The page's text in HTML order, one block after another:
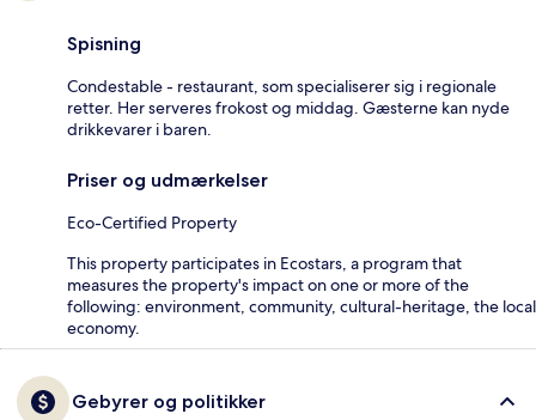
Spisning
Condestable - restaurant, som specialiserer sig i regionale
retter. Her serveres frokost og middag. Gæsterne kan nyde
drikkevarer i baren.
Priser og udmærkelser
Eco-Certified Property
This property participates in Ecostars, a program that
measures the property's impact on one or more of the
following: environment, community, cultural-heritage, the local
economy.
Gebyrer og politikker